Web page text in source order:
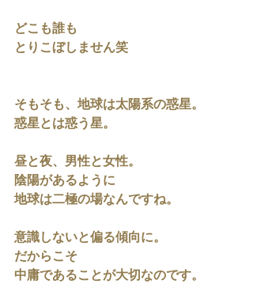
どこも誰も
とりこぼしません笑
そもそも、地球は太陽系の惑星。
惑星とは惑う星。
昼と夜、男性と女性。
陰陽があるように
地球は二極の場なんですね。
意識しないと偏る傾向に。
だからこそ
中庸であることが大切なのです。